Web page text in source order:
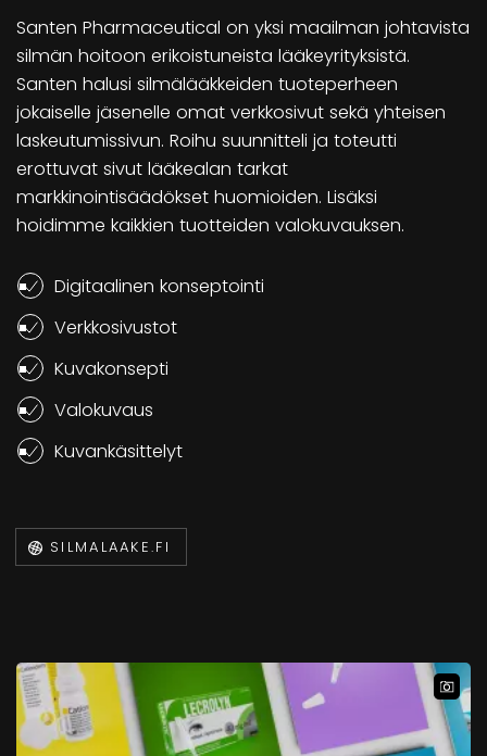
Santen Pharmaceutical on yksi maailman johtavista
silmän hoitoon erikoistuneista lääkeyrityksistä.
Santen halusi silmälääkkeiden tuoteperheen
jokaiselle jäsenelle omat verkkosivut sekä yhteisen
laskeutumissivun. Roihu suunnitteli ja toteutti
erottuvat sivut lääkealan tarkat
markkinointisäädökset huomioiden. Lisäksi
hoidimme kaikkien tuotteiden valokuvauksen.
Digitaalinen konseptointi
Verkkosivustot
Kuvakonsepti
Valokuvaus
Kuvankäsittelyt
SILMALAAKE.FI